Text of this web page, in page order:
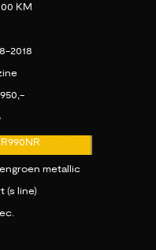
KM
2018
R990NR
metallic
(s line)